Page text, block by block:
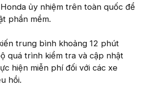
ủy nhiệm trên toàn quốc để
phần mềm.
trung bình khoảng 12 phút
quá trình kiểm tra và cập nhật
hiện miễn phí đối với các xe
hồi.